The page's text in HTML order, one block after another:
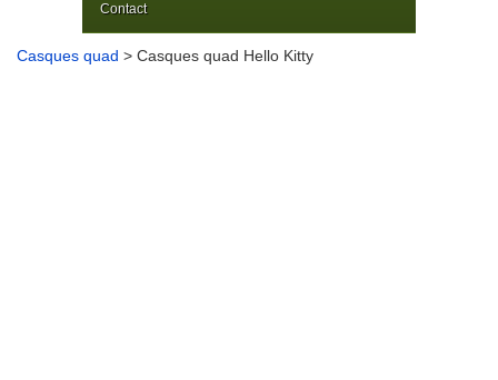
Contact
Casques quad > Casques quad Hello Kitty